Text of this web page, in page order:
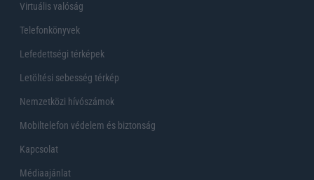
Virtuális valóság
Telefonkönyvek
Lefedettségi térképek
Letöltési sebesség térkép
Nemzetközi hívószámok
Mobiltelefon védelem és biztonság
Kapcsolat
Médiaajánlat